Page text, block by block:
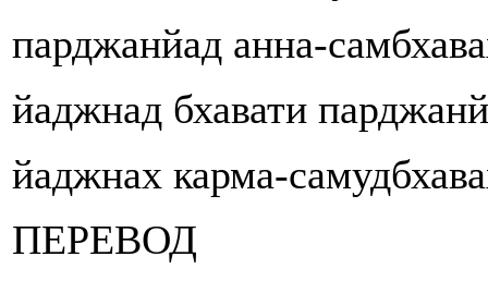
парджанйад анна-
йаджнад бхавати
йаджнах карма-
ПЕРЕВОД